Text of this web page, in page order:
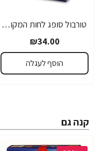
טורבול סופג לחות המקורי - מתקן + 1 מילוי - מבית יעקבי
₪34.00
הוסף לעגלה
קנה גם